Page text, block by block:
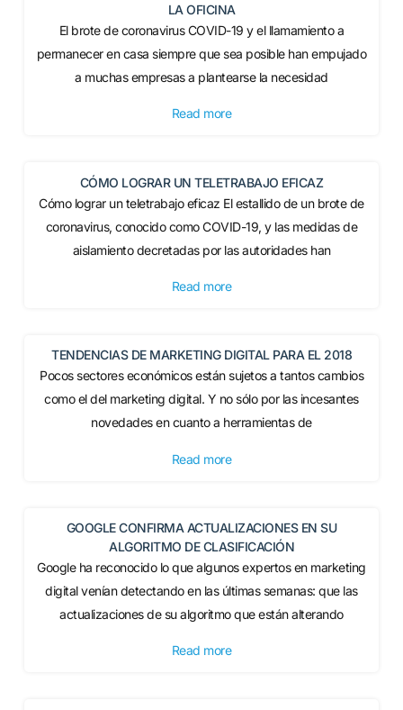
LA OFICINA
El brote de coronavirus COVID-19 y el llamamiento a
permanecer en casa siempre que sea posible han empujado
a muchas empresas a plantearse la necesidad
Read more
CÓMO LOGRAR UN TELETRABAJO EFICAZ
Cómo lograr un teletrabajo eficaz El estallido de un brote de
coronavirus, conocido como COVID-19, y las medidas de
aislamiento decretadas por las autoridades han
Read more
TENDENCIAS DE MARKETING DIGITAL PARA EL 2018
Pocos sectores económicos están sujetos a tantos cambios
como el del marketing digital. Y no sólo por las incesantes
novedades en cuanto a herramientas de
Read more
GOOGLE CONFIRMA ACTUALIZACIONES EN SU
ALGORITMO DE CLASIFICACIÓN
Google ha reconocido lo que algunos expertos en marketing
digital venían detectando en las últimas semanas: que las
actualizaciones de su algoritmo que están alterando
Read more